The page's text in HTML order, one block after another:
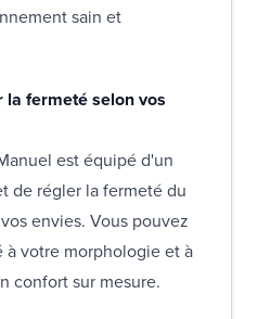
sain et
fermeté selon vos
est équipé d'un
de régler la fermeté du
envies. Vous pouvez
à votre morphologie et à
confort sur mesure.